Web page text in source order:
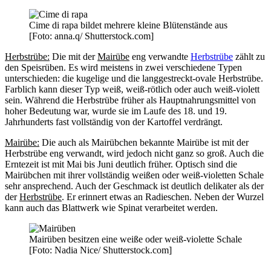
Cime di rapa bildet mehrere kleine Blütenstände aus
[Foto: anna.q/ Shutterstock.com]
Herbstrübe: Die mit derMairübe eng verwandte Herbstrübe zählt zu
den Speisrüben. Es wird meistens in zwei verschiedene Typen
unterschieden: die kugelige und die langgestreckt-ovale Herbstrübe.
Farblich kann dieser Typ weiß, weiß-rötlich oder auch weiß-violett
sein. Während die Herbstrübe früher als Hauptnahrungsmittel von
hoher Bedeutung war, wurde sie im Laufe des 18. und 19.
Jahrhunderts fast vollständig von der Kartoffel verdrängt.
Mairübe: Die auch als Mairübchen bekannte Mairübe ist mit der
Herbstrübe eng verwandt, wird jedoch nicht ganz so groß. Auch die
Erntezeit ist mit Mai bis Juni deutlich früher. Optisch sind die
Mairübchen mit ihrer vollständig weißen oder weiß-violetten Schale
sehr ansprechend. Auch der Geschmack ist deutlich delikater als der
derHerbstrübe. Er erinnert etwas an Radieschen. Neben der Wurzel
kann auch das Blattwerk wie Spinat verarbeitet werden.
Mairüben besitzen eine weiße oder weiß-violette Schale
[Foto: Nadia Nice/ Shutterstock.com]